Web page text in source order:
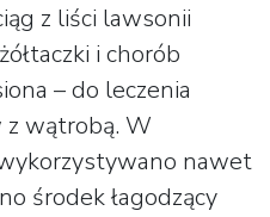
z liści lawsonii
i chorób
– do leczenia
wątrobą. W
nawet
środek łagodzący